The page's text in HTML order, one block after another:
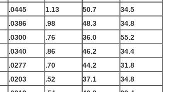
.0445 1.13 50.7
34.5
.0386 .98 48.3
34.8
.0300 .76 36.0
55.2
.0340 .86 46.2
34.4
.0277 .70 44.2
31.8
.0203 .52 37.1
34.8